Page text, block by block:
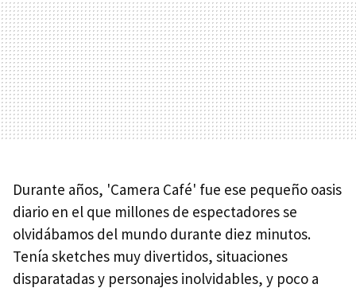
Durante años, 'Camera Café' fue ese pequeño oasis
diario en el que millones de espectadores se
olvidábamos del mundo durante diez minutos.
Tenía sketches muy divertidos, situaciones
disparatadas y personajes inolvidables, y poco a